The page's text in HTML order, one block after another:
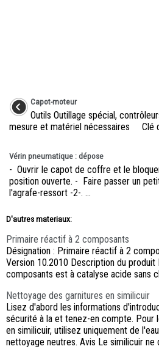
Capot-moteur
Outils Outillage spécial,
mesure et matériel nécessaires Clé
Vérin pneumatique : dépose
- Ouvrir le capot de coffre et le
position ouverte. - Faire passer un
l'agrafe-ressort -2-. ...
D'autres materiaux:
Primaire réactif à 2 composants
Désignation : Primaire réactif à 2
Version 10.2010 Description du
composants est à catalyse acide sans
Nettoyage des garnitures en similicuir
Lisez d'abord les informations
sécurité à la et tenez-en compte. Pour
en similicuir, utilisez uniquement de
nettoyage neutres. Avis Le similicuir ne